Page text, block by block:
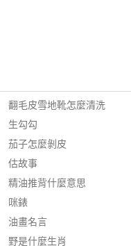
翻毛皮雪地靴怎麼清洗
生勾勾
茄子怎麼剝皮
估故事
精油推背什麼意思
咪錶
油畫名言
野是什麼生肖